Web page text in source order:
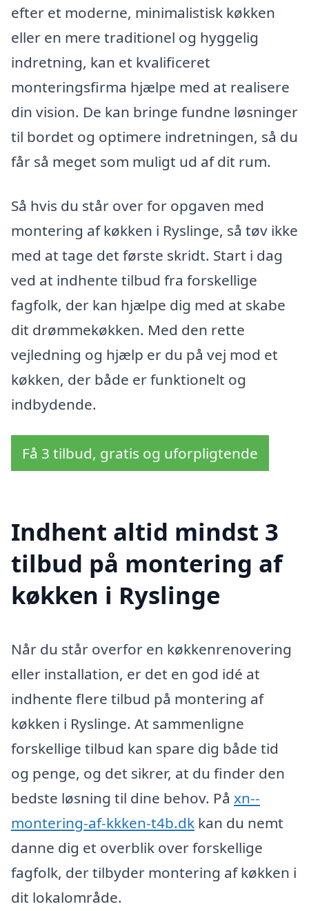
efter et moderne, minimalistisk køkken
eller en mere traditionel og hyggelig
indretning, kan et kvalificeret
monteringsfirma hjælpe med at realisere
din vision. De kan bringe fundne løsninger
til bordet og optimere indretningen, så du
får så meget som muligt ud af dit rum.
Så hvis du står over for opgaven med
montering af køkken i Ryslinge, så tøv ikke
med at tage det første skridt. Start i dag
ved at indhente tilbud fra forskellige
fagfolk, der kan hjælpe dig med at skabe
dit drømmekøkken. Med den rette
vejledning og hjælp er du på vej mod et
køkken, der både er funktionelt og
indbydende.
Få 3 tilbud, gratis og uforpligtende
Indhent altid mindst 3
tilbud på montering af
køkken i Ryslinge
Når du står overfor en køkkenrenovering
eller installation, er det en god idé at
indhente flere tilbud på montering af
køkken i Ryslinge. At sammenligne
forskellige tilbud kan spare dig både tid
og penge, og det sikrer, at du finder den
bedste løsning til dine behov. På xn--
montering-af-kkken-t4b.dk kan du nemt
danne dig et overblik over forskellige
fagfolk, der tilbyder montering af køkken i
dit lokalområde.